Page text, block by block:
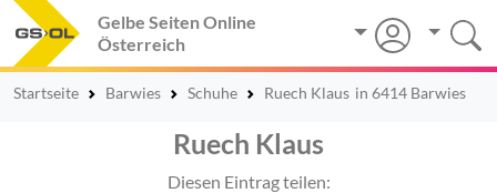
Gelbe Seiten Online
Österreich
Startseite Barwies Schuhe Ruech Klaus in 6414 Barwies
Ruech Klaus
Diesen Eintrag teilen: